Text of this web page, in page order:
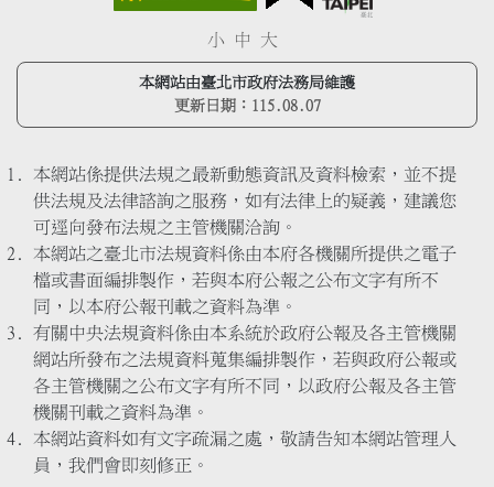
小 中 大
本網站由臺北市政府法務局維護
更新日期： 115.08.07
本網站係提供法規之最新動態資訊及資料檢索，並不提
供法規及法律諮詢之服務，如有法律上的疑義，建議您
可逕向發布法規之主管機關洽詢。
本網站之臺北市法規資料係由本府各機關所提供之電子
檔或書面編排製作，若與本府公報之公布文字有所不
同，以本府公報刊載之資料為準。
有關中央法規資料係由本系統於政府公報及各主管機關
網站所發布之法規資料蒐集編排製作，若與政府公報或
各主管機關之公布文字有所不同，以政府公報及各主管
機關刊載之資料為準。
本網站資料如有文字疏漏之處，敬請告知本網站管理人
員，我們會即刻修正。